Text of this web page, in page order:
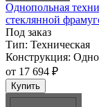
Однопольная
стеклянной
Под заказ
Тип: Техническая
Конструкция:
от 17 694 ₽
Купить